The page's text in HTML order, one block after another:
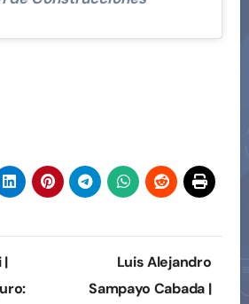
|
Luis Alejandro
Sampayo Cabada |